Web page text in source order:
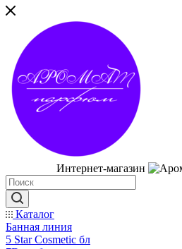
Интернет-магазин
Каталог
Банная линия
5 Star Cosmetic бл